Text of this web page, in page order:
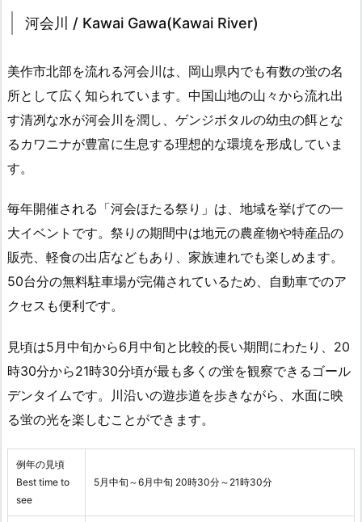
河会川 / Kawai Gawa(Kawai River)
美作市北部を流れる河会川は、岡山県内でも有数の蛍の名
所として広く知られています。中国山地の山々から流れ出
す清冽な水が河会川を潤し、ゲンジボタルの幼虫の餌とな
るカワニナが豊富に生息する理想的な環境を形成していま
す。
毎年開催される「河会ほたる祭り」は、地域を挙げての一
大イベントです。祭りの期間中は地元の農産物や特産品の
販売、軽食の出店などもあり、家族連れでも楽しめます。
50台分の無料駐車場が完備されているため、自動車でのア
クセスも便利です。
見頃は5月中旬から6月中旬と比較的長い期間にわたり、20
時30分から21時30分頃が最も多くの蛍を観察できるゴール
デンタイムです。川沿いの遊歩道を歩きながら、水面に映
る蛍の光を楽しむことができます。
例年の見頃
Best time to
see
5月中旬～6月中旬 20時30分～21時30分